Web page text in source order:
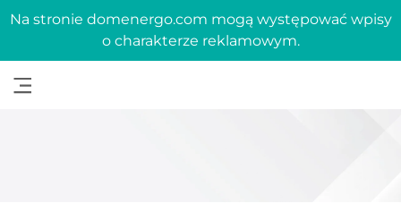
Na stronie domenergo.com mogą występować wpisy
o charakterze reklamowym.